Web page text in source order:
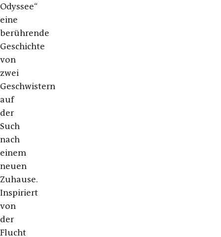
Odyssee“
eine
berührende
Geschichte
von
zwei
Geschwistern
auf
der
Such
nach
einem
neuen
Zuhause.
Inspiriert
von
der
Flucht